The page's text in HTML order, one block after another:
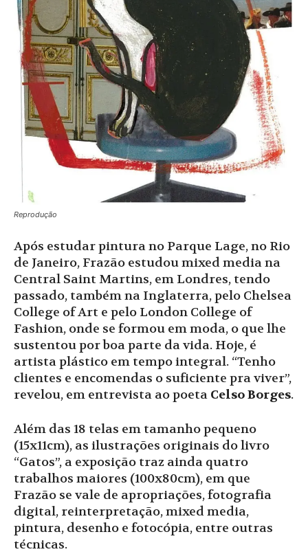
Reprodução
Após estudar pintura no Parque Lage, no Rio
de Janeiro, Frazão estudou mixed media na
Central Saint Martins, em Londres, tendo
passado, também na Inglaterra, pelo Chelsea
College of Art e pelo London College of
Fashion, onde se formou em moda, o que lhe
sustentou por boa parte da vida. Hoje, é
artista plástico em tempo integral. “Tenho
clientes e encomendas o suficiente pra viver”,
revelou, em entrevista ao poeta Celso Borges.
Além das 18 telas em tamanho pequeno
(15x11cm), as ilustrações originais do livro
“Gatos”, a exposição traz ainda quatro
trabalhos maiores (100x80cm), em que
Frazão se vale de apropriações, fotografia
digital, reinterpretação, mixed media,
pintura, desenho e fotocópia, entre outras
técnicas.